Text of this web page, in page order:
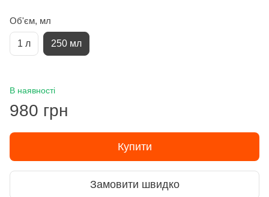
Об'єм, мл
1 л 250 мл
В наявності
980 грн
Купити
Замовити швидко